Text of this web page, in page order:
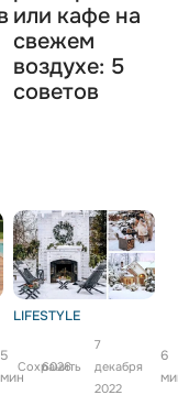
или кафе на
свежем
воздухе: 5
советов
5
мин
6026
LIFESTYLE
Сохранить
7
декабря
2022
6